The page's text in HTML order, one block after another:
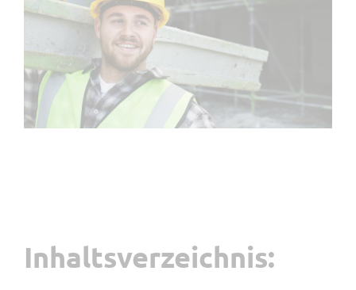
Werkstatt
Ressourcenplanung
DMS
Wochenrapport
Tracker
Devis
Inhaltsverzeichnis: